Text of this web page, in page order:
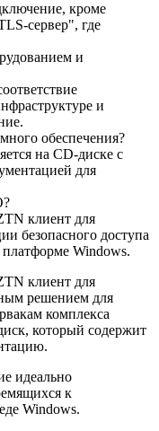
кроме
сервер", где
и
и
обеспечения?
на CD-диске с
для
клиент для
безопасного доступа
Windows.
клиент для
решением для
комплекса
который содержит
идеально
к
Windows.